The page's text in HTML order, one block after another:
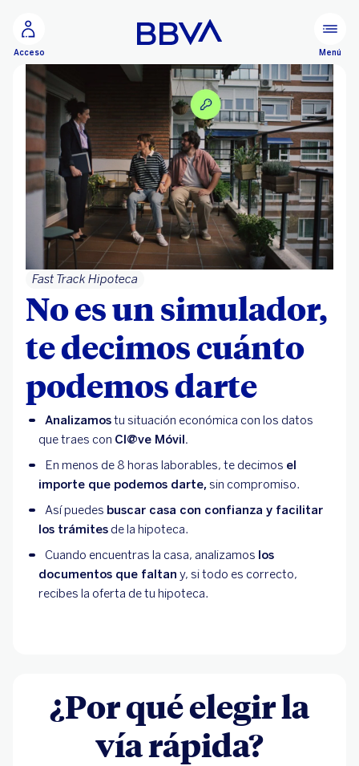
Acceso Menú
Fast Track Hipoteca
No es un simulador,
te decimos cuánto
podemos darte
Analizamostu situación económica con los datos
que traes con Cl@ve Móvil.
En menos de 8 horas laborables, te decimos el
importe que podemos darte,sin compromiso.
Así puedes buscar casa con confianza y facilitar
los trámites de la hipoteca.
Cuando encuentras la casa, analizamos los
documentos que faltan y, si todo es correcto,
recibes la oferta de tu hipoteca.
¿Por qué elegir la
vía rápida?